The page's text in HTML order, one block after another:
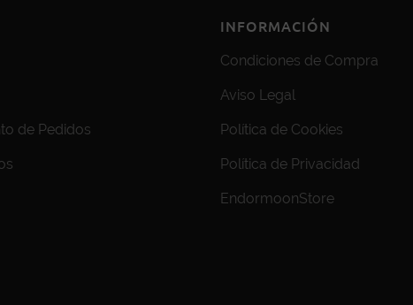
de Pedidos
INFORMACIÓN
Condiciones de Compra
Aviso Legal
Política de Cookies
Política de Privacidad
EndormoonStore